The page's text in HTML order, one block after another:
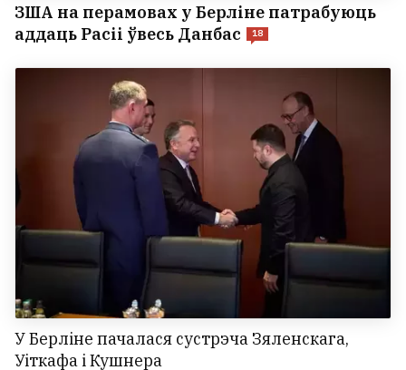
ЗША на перамовах у Берліне патрабуюць
аддаць Расіі ўвесь Данбас
18
У Берліне пачалася сустрэча Зяленскага,
Уіткафа і Кушнера